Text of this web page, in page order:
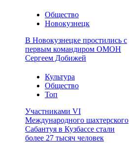
Общество
Новокузнецк
В Новокузнецке простились с
первым командиром ОМОН
Сергеем Добижей
Культура
Общество
Топ
Участниками VI
Международного шахтерского
Сабантуя в Кузбассе стали
более 27 тысяч человек